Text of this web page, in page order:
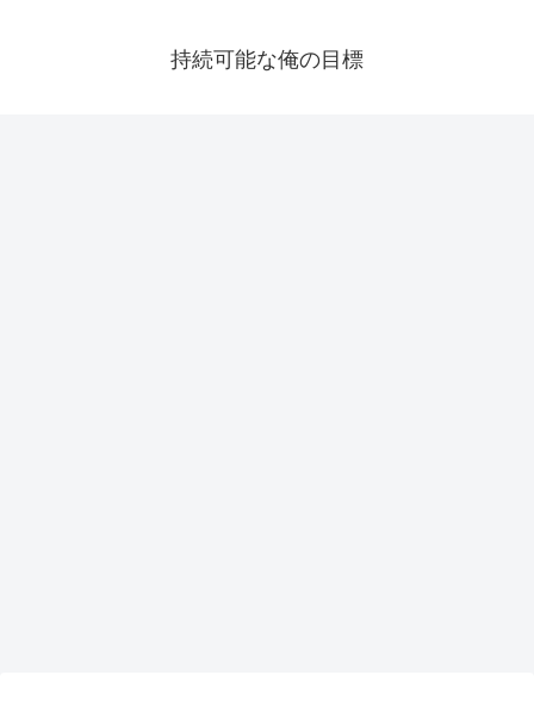
持続可能な俺の目標